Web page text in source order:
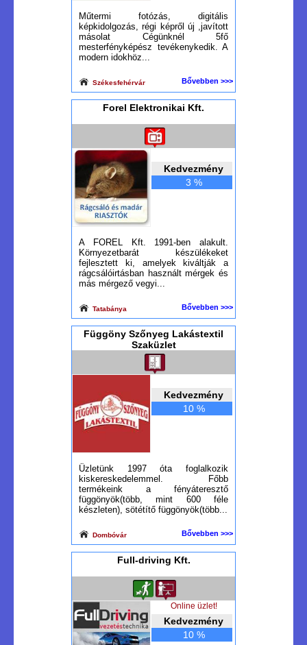
Műtermi fotózás, digitális
képkidolgozás, régi képről új ,javított
másolat Cégünknél 5fő
mesterfényképész tevékenykedik. A
modern idokhöz...
Székesfehérvár Bővebben >>>
Forel Elektronikai Kft.
Kedvezmény
3 %
A FOREL Kft. 1991-ben alakult.
Környezetbarát készülékeket
fejlesztett ki, amelyek kiváltják a
rágcsálóirtásban használt mérgek és
más mérgező vegyi...
Tatabánya Bővebben >>>
Függöny Szőnyeg Lakástextil
Szaküzlet
Kedvezmény
10 %
Üzletünk 1997 óta foglalkozik
kiskereskedelemmel. Főbb
termékeink a fényáteresztő
függönyök(több, mint 600 féle
készleten), sötétítő függönyök(több...
Dombóvár Bővebben >>>
Full-driving Kft.
Kedvezmény
10 %
Online üzlet!